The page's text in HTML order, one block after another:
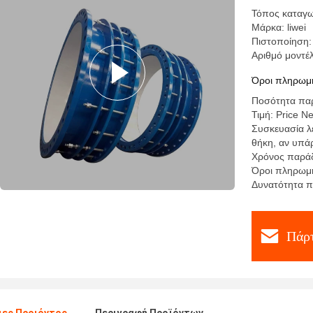
Τόπος
Μάρκα: liwei
Αριθμό
Όροι
Ποσότητα
Τιμή: Price
Συσκευασία
θήκη, αν
Χρόνος
Όροι
Δυνατότητα